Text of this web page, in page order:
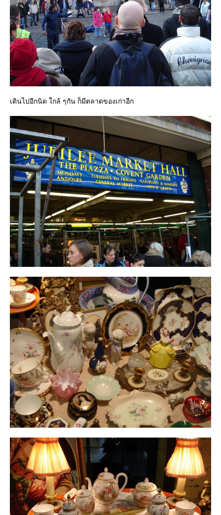
เดินไปอีกนิด ใกล้ ๆกัน ก็มีตลาดของเก่าอีก